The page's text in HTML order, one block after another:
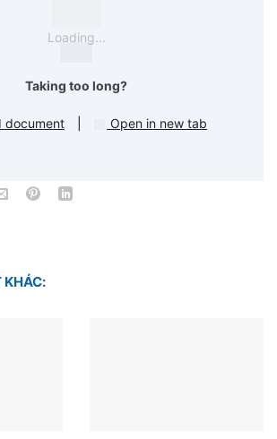
Loading...
Taking too long?
document Open in new tab
KHÁC: